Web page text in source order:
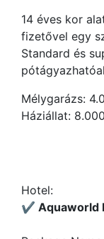
14 éves kor
fizetővel egy
Standard és
Mélygarázs:
Háziállat:
Hotel:
✔️ Aquaworld